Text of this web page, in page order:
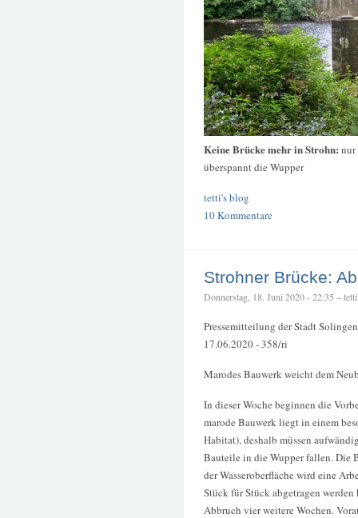
Keine Brücke mehr in Strohn: nur
überspannt die Wupper
tetti's blog
10 Kommentare
Strohner Brücke:
Donnerstag, 18. Juni 2020 - 22:35 – tetti
Pressemitteilung der Stadt Solingen
17.06.2020 - 358/ri
Marodes Bauwerk weicht dem
In dieser Woche beginnen die
marode Bauwerk liegt in einem
Habitat), deshalb müssen
Bauteile in die Wupper fallen. Die
der Wasseroberfläche wird eine
Stück für Stück abgetragen
Abbruch vier weitere Wochen.